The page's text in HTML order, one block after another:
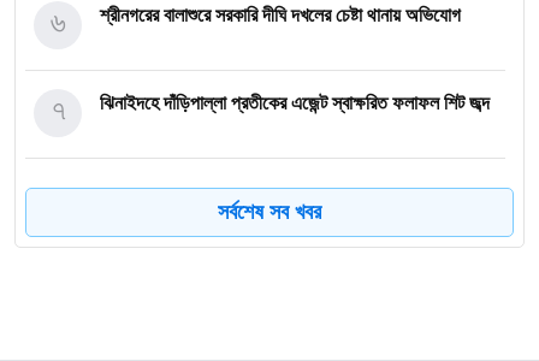
শ্রীনগরের বালাশুরে সরকারি দীঘি দখলের চেষ্টা থানায় অভিযোগ
৬
ঝিনাইদহে দাঁড়িপাল্লা প্রতীকের এজেন্ট স্বাক্ষরিত ফলাফল শিট জব্দ
৭
ত্রয়োদশ জাতীয় নির্বাচন, শান্তিপূর্ণ ও নিরপেক্ষ হোক
৮ সর্বশেষ সব খবর